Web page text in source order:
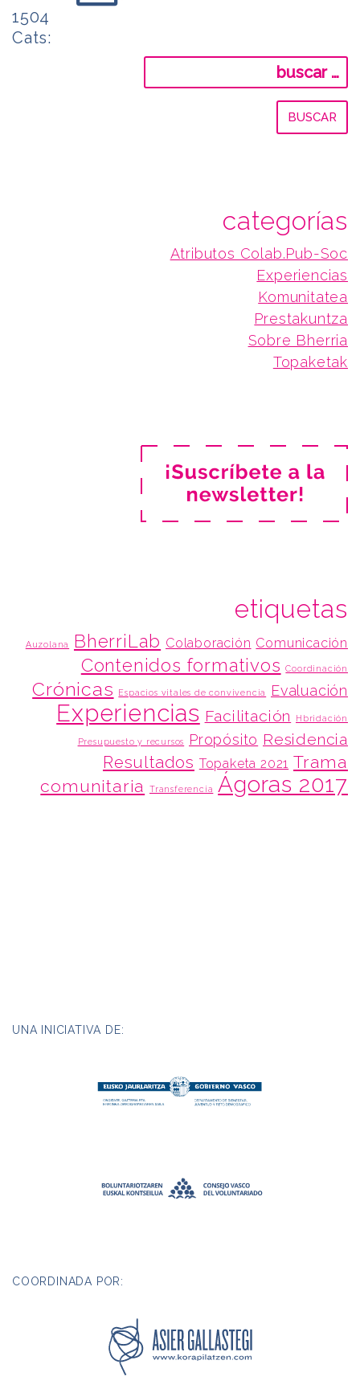
1504
Cats:
categorías
Atributos Colab.Pub-Soc
Experiencias
Komunitatea
Prestakuntza
Sobre Bherria
Topaketak
etiquetas
Auzolana BherriLab Colaboración Comunicación
Contenidos formativos Coordinación
Crónicas Espacios vitales de convivencia Evaluación
Experiencias Facilitación Hbridación
Presupuesto y recursos Propósito Residencia
Resultados Topaketa 2021 Trama
comunitaria
Transferencia Ágoras 2017
UNA INICIATIVA DE:
COORDINADA POR: